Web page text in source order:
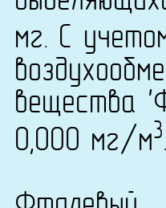
мг. С
вещества
0,000 мг/м3.